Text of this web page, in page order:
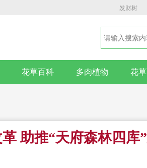
发财树
花草百科 多肉植物 花
助推“天府森林四库